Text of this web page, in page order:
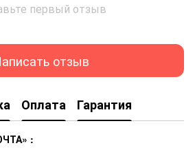
первый отзыв
отзыв
Оплата Гарантия
: